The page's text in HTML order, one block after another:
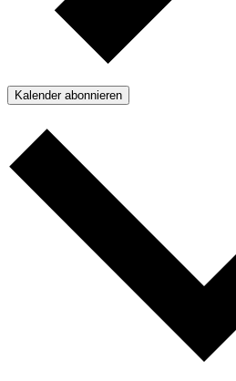
Kalender abonnieren